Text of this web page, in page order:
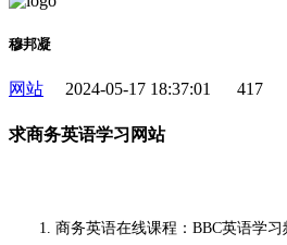
穆邦凝
网站 2024-05-17 18:37:01 417
求商务英语学习网站
1. 商务英语在线课程：BBC英语学习